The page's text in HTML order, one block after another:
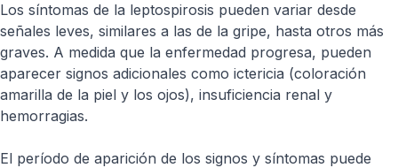
Los síntomas de la leptospirosis pueden variar desde
señales leves, similares a las de la gripe, hasta otros más
graves. A medida que la enfermedad progresa, pueden
aparecer signos adicionales como ictericia (coloración
amarilla de la piel y los ojos), insuficiencia renal y
hemorragias.
El período de aparición de los signos y síntomas puede